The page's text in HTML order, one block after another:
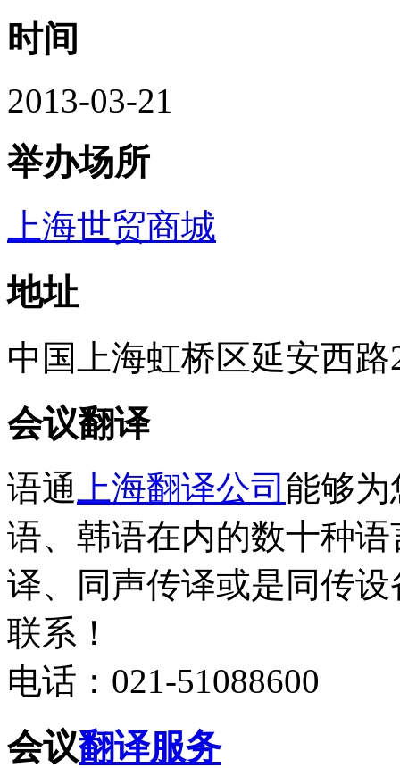
时间
2013-03-21
举办场所
上海世贸商城
地址
中国 上海虹桥区延安西路
会议翻译
语通 上海翻译公司 能够
语、韩语在内的数十种
译、同声传译或是同传
联系！
电话：021-51088600
会议翻译服务